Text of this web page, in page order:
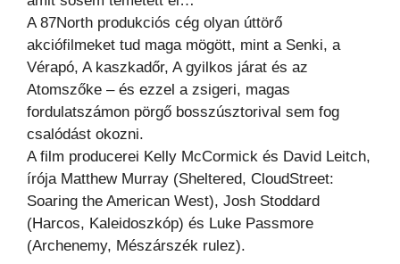
A 87North produkciós cég olyan úttörő
akciófilmeket tud maga mögött, mint a Senki, a
Vérapó, A kaszkadőr, A gyilkos járat és az
Atomszőke – és ezzel a zsigeri, magas
fordulatszámon pörgő bosszúsztorival sem fog
csalódást okozni.
A film producerei Kelly McCormick és David Leitch,
írója Matthew Murray (Sheltered, CloudStreet:
Soaring the American West), Josh Stoddard
(Harcos, Kaleidoszkóp) és Luke Passmore
(Archenemy, Mészárszék rulez).